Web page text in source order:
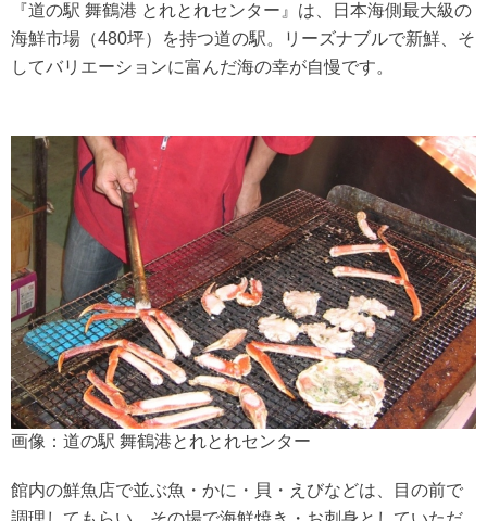
『道の駅 舞鶴港 とれとれセンター』は、日本海側最大級の
海鮮市場（480坪）を持つ道の駅。リーズナブルで新鮮、そ
してバリエーションに富んだ海の幸が自慢です。
画像：道の駅 舞鶴港とれとれセンター
館内の鮮魚店で並ぶ魚・かに・貝・えびなどは、目の前で